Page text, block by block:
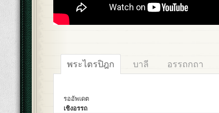
พระไตรปิฎก บาลี อรรถกถา
รออัพเดต
เชิงอรรถ